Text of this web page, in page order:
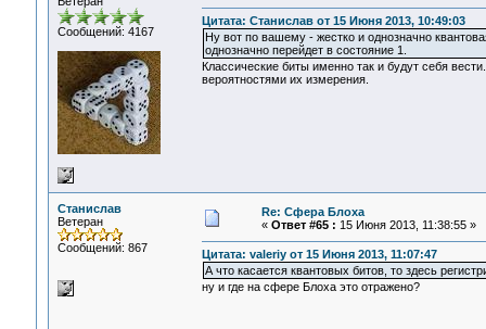
Сообщений: 4167
Цитата: Станислав от 15 Июня 2013, 10:49:03
Ну вот по вашему - жестко и однозначно
однозначно перейдет в состояние 1.
Классические биты именно так и будут себя
вероятностями их измерения.
Станислав
Ветеран
Сообщений: 867
Re: Сфера Блоха
« Ответ #65 : 15 Июня 2013, 11:38:55 »
Цитата: valeriy от 15 Июня 2013, 11:07:47
А что касается квантовых битов, то здесь
ну и где на сфере Блоха это отражено?